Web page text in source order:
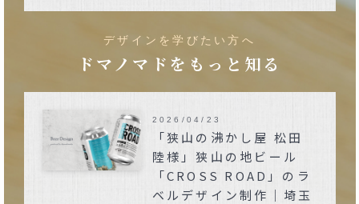
デザインを学びたい方へ
ドマノマドをもっと知る
「狭山の沸かし屋 松田
陸様」狭山の地ビール
「CROSS ROAD」のラ
ベルデザイン制作｜埼玉
2026/04/23